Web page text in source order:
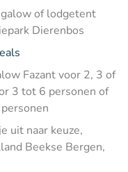
of lodgetent
Dierenbos
Fazant voor 2, 3 of
3 tot 6 personen of
uit naar keuze,
Beekse Bergen,